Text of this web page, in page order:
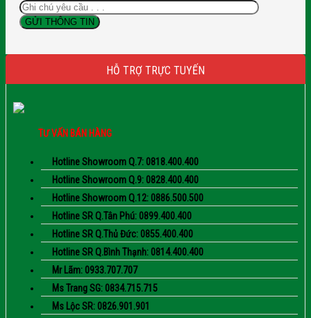
HỖ TRỢ TRỰC TUYẾN
TƯ VẤN BÁN HÀNG
Hotline Showroom Q.7: 0818.400.400
Hotline Showroom Q.9: 0828.400.400
Hotline Showroom Q.12: 0886.500.500
Hotline SR Q.Tân Phú: 0899.400.400
Hotline SR Q.Thủ Đức: 0855.400.400
Hotline SR Q.Bình Thạnh: 0814.400.400
Mr Lãm: 0933.707.707
Ms Trang SG: 0834.715.715
Ms Lộc SR: 0826.901.901